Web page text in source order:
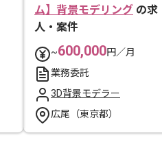
ム】背景モデリング の求
人・案件
~600,000円／月
業務委託
3D背景モデラー
広尾（東京都）